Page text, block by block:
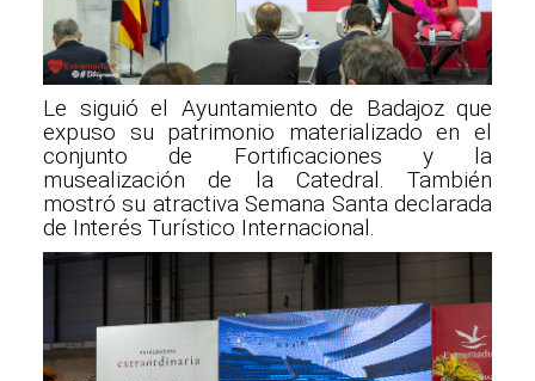
Le siguió el Ayuntamiento de Badajoz que
expuso su patrimonio materializado en el
conjunto de Fortificaciones y la
musealización de la Catedral. También
mostró su atractiva Semana Santa declarada
de Interés Turístico Internacional.